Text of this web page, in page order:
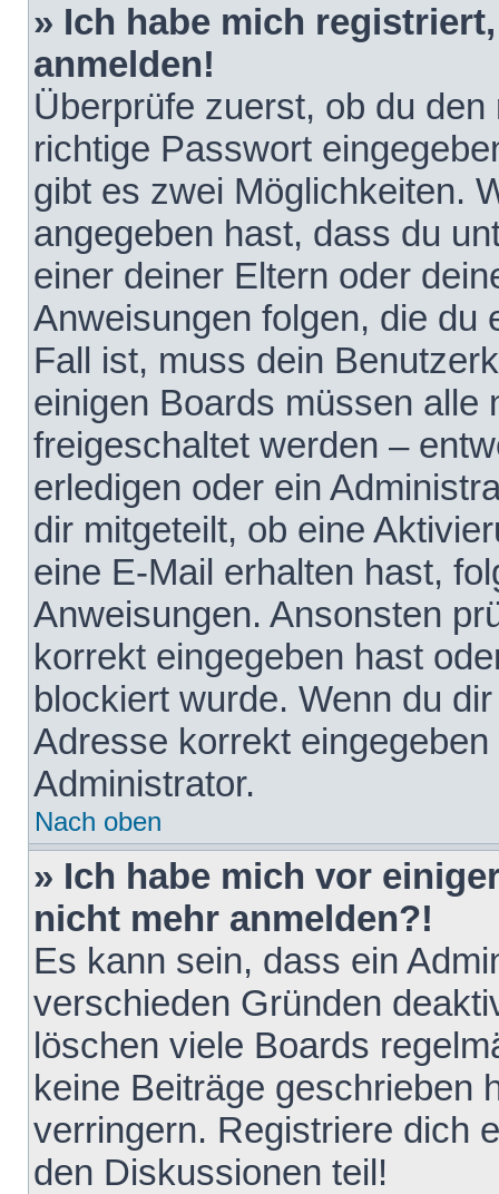
» Ich habe mich
anmelden!
Überprüfe zuerst, ob du
richtige Passwort
gibt es zwei Möglichkeiten.
angegeben hast, dass du
einer deiner Eltern oder
Anweisungen folgen, die du
Fall ist, muss dein
einigen Boards müssen alle
freigeschaltet werden –
erledigen oder ein
dir mitgeteilt, ob eine
eine E-Mail erhalten hast,
Anweisungen. Ansonsten
korrekt eingegeben hast
blockiert wurde. Wenn du
Adresse korrekt
Administrator.
Nach oben
» Ich habe mich vor
nicht mehr anmelden?!
Es kann sein, dass ein
verschieden Gründen
löschen viele Boards
keine Beiträge geschrieben
verringern. Registriere dich
den Diskussionen teil!